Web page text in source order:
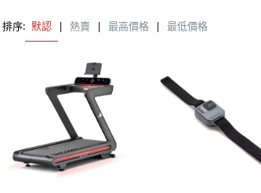
排序: 默認 | 熱賣 | 最高價格 | 最低價格